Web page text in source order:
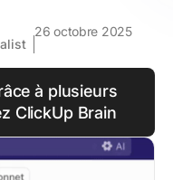
26 octobre 2025
à plusieurs
ClickUp Brain